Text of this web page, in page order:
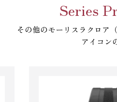
Series
その他のモーリスラクロア
アイコン